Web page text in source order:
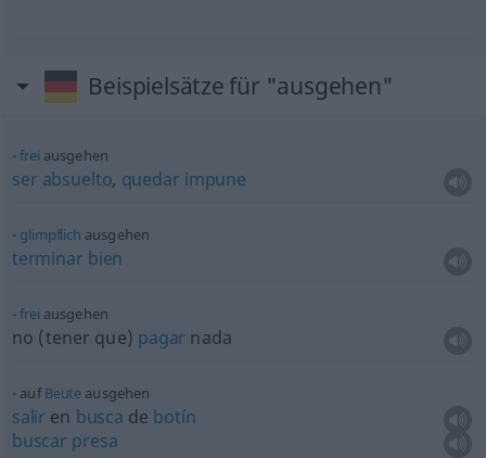
Beispielsätze für "ausgehen"
frei ausgehen
ser absuelto, quedar impune
glimpflich ausgehen
terminar bien
frei ausgehen
no (tener que) pagar nada
aufBeute ausgehen
salir en busca de botín
buscar presa